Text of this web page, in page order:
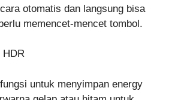
otomatis dan langsung bisa
memencet-mencet tombol.
HDR
untuk menyimpan energy